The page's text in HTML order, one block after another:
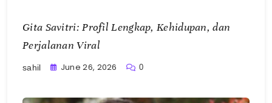
Gita Savitri: Profil Lengkap, Kehidupan, dan
Perjalanan Viral
sahil June 26, 2026 0